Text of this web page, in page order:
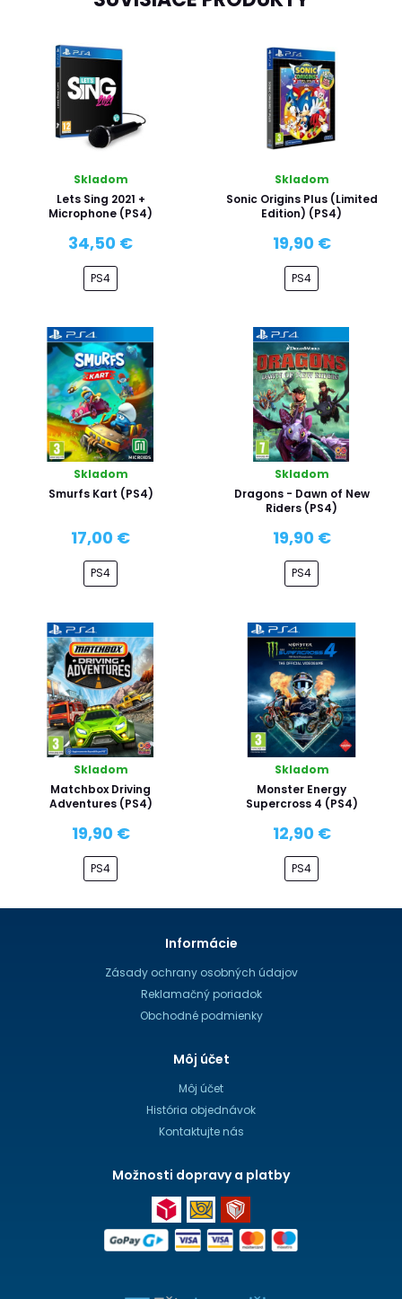
Skladom
Lets Sing 2021 +
Microphone (PS4)
34,50 €
PS4
Skladom
Sonic Origins Plus (Limited
Edition) (PS4)
19,90 €
PS4
Skladom
Smurfs Kart (PS4)
17,00 €
PS4
Skladom
Dragons - Dawn of New
Riders (PS4)
19,90 €
PS4
Skladom
Matchbox Driving
Adventures (PS4)
19,90 €
PS4
Skladom
Monster Energy
Supercross 4 (PS4)
12,90 €
PS4
Informácie
Zásady ochrany osobných údajov
Reklamačný poriadok
Obchodné podmienky
Môj účet
Môj účet
História objednávok
Kontaktujte nás
Možnosti dopravy a platby